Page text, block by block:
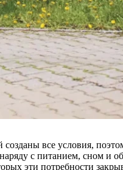
все условия,
с питанием, сном
эти потребности